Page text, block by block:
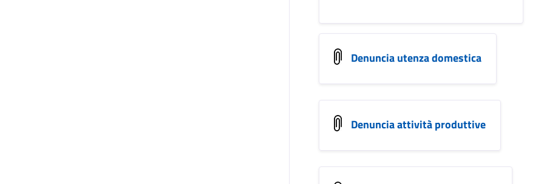
Denuncia utenza domestica
Denuncia attività produttive